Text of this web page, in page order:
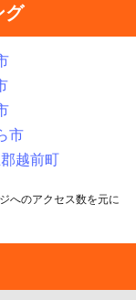
グ
市
越前町
へのアクセス数を元に